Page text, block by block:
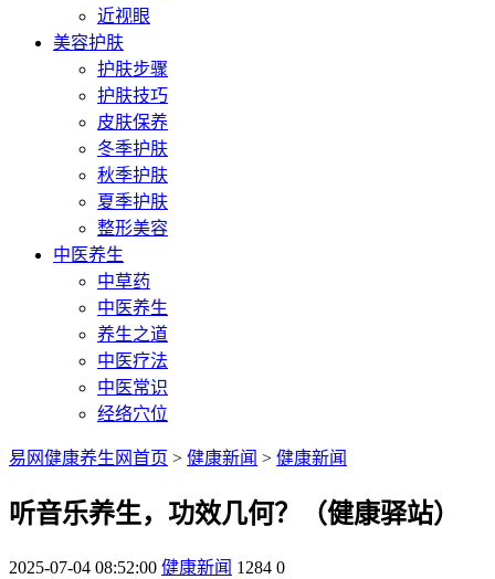
近视眼
美容护肤
护肤步骤
护肤技巧
皮肤保养
冬季护肤
秋季护肤
夏季护肤
整形美容
中医养生
中草药
中医养生
养生之道
中医疗法
中医常识
经络穴位
易网健康养生网首页 > 健康新闻 > 健康新闻
听音乐养生，功效几何？（健康驿站）
2025-07-04 08:52:00 健康新闻 1284 0